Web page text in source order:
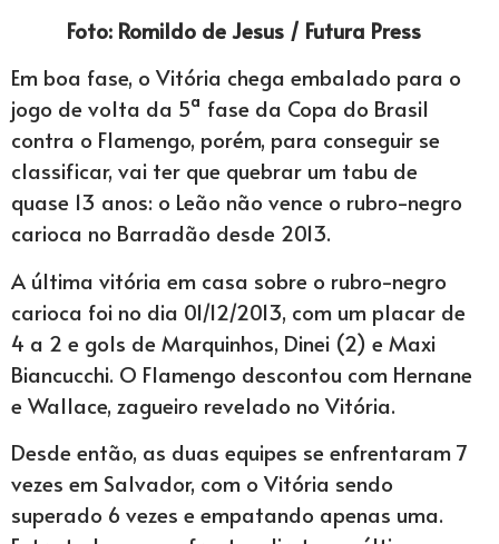
Foto: Romildo de Jesus / Futura Press
Em boa fase, o Vitória chega embalado para o
jogo de volta da 5ª fase da Copa do Brasil
contra o Flamengo, porém, para conseguir se
classificar, vai ter que quebrar um tabu de
quase 13 anos: o Leão não vence o rubro-negro
carioca no Barradão desde 2013.
A última vitória em casa sobre o rubro-negro
carioca foi no dia 01/12/2013, com um placar de
4 a 2 e gols de Marquinhos, Dinei (2) e Maxi
Biancucchi. O Flamengo descontou com Hernane
e Wallace, zagueiro revelado no Vitória.
Desde então, as duas equipes se enfrentaram 7
vezes em Salvador, com o Vitória sendo
superado 6 vezes e empatando apenas uma.